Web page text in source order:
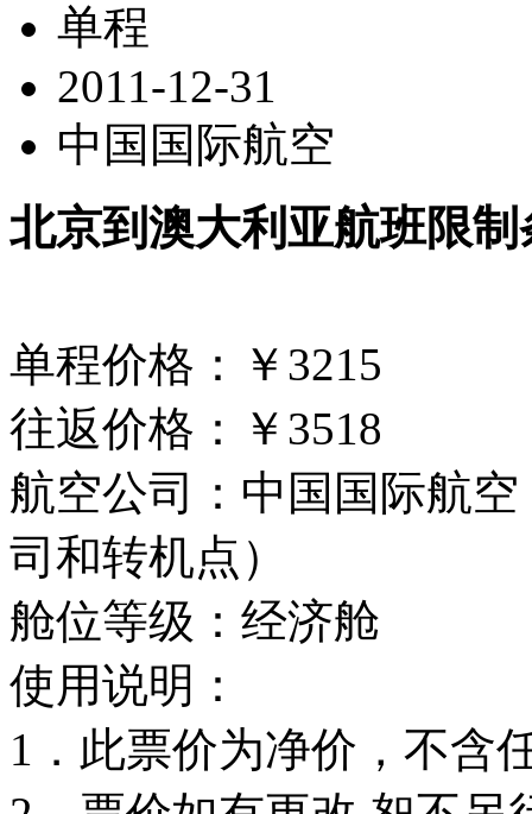
单程
2011-12-31
中国国际航空
北京到澳大利亚航班限
单程价格：￥3215
往返价格：￥3518
航空公司：中国国际航
司和转机点）
舱位等级：经济舱
使用说明：
1．此票价为净价，不含